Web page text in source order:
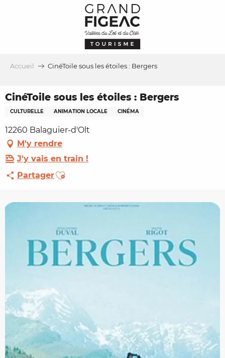
Accueil CinéToile sous les étoiles : Bergers
CinéToile sous les étoiles : Bergers
CULTURELLE ANIMATION LOCALE CINÉMA
12260 Balaguier-d'Olt
M'y rendre
J'y vais en train !
PartagerAjouter aux favoris